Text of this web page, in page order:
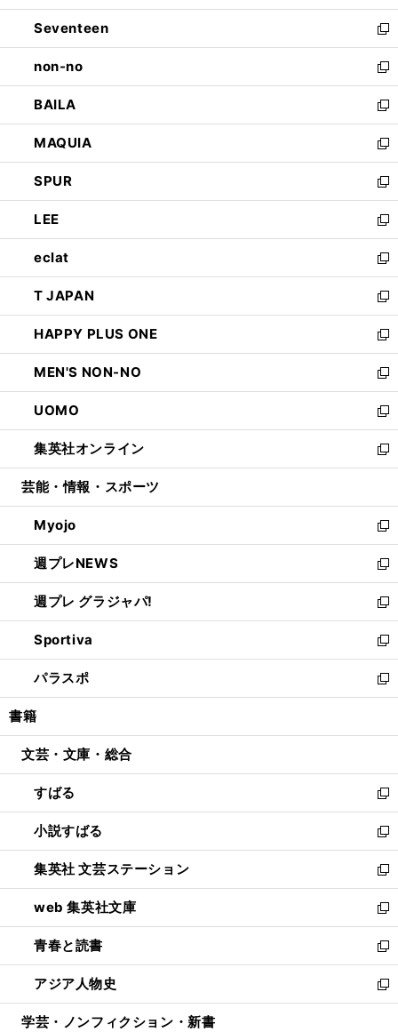
開
く
ウ
で
開
く
ン
ド
ウ
で
開
く
Seventeen
新
し
い
ウ
ィ
ン
ド
ウ
で
開
く
non-no
新
し
い
ウ
ィ
ン
ド
ウ
で
開
く
BAILA
新
し
い
ウ
ィ
ン
ド
ウ
で
開
く
MAQUIA
新
し
い
ウ
ィ
ン
ド
ウ
で
開
く
SPUR
新
し
い
ウ
ィ
ン
ド
ウ
で
開
く
LEE
新
し
い
ウ
ィ
ン
ド
ウ
で
開
く
eclat
新
し
い
ウ
ィ
ン
ド
ウ
で
開
く
T JAPAN
新
し
い
ウ
ィ
ン
ド
ウ
で
開
HAPPY PLUS ONE
新
し
い
ウ
ィ
ン
ド
ウ
開
く
MEN'S NON-NO
新
し
い
ウ
ィ
ン
ウ
で
開
く
UOMO
新
し
い
ウ
ン
ド
ウ
で
開
く
集英社オンライン
新
し
ウ
ィ
ン
ド
ウ
で
開
く
芸能・情報・スポーツ
Myojo
新
し
い
ウ
ィ
ン
ド
ウ
で
開
週プレNEWS
新
し
い
ウ
ィ
ン
ド
ウ
開
週プレ グラジャパ!
新
し
い
ウ
ィ
ン
ウ
開
く
Sportiva
新
し
い
ウ
ン
ウ
で
開
く
パラスポ
新
し
ウ
ン
ド
ウ
で
開
く
書籍
文芸・文庫・総合
すばる
新
し
い
ウ
ィ
ン
ド
ウ
で
開
く
小説すばる
新
し
い
ウ
ィ
ン
ド
ウ
で
開
集英社 文芸ステーション
新
し
い
ウ
ィ
ン
ド
ウ
web 集英社文庫
新
し
い
ウ
ィ
ン
青春と読書
新
し
い
ウ
アジア人物史
新
し
学芸・ノンフィクション・新書